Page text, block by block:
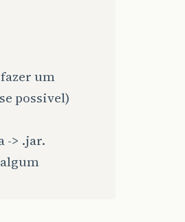
um
possivel)
-> .jar.